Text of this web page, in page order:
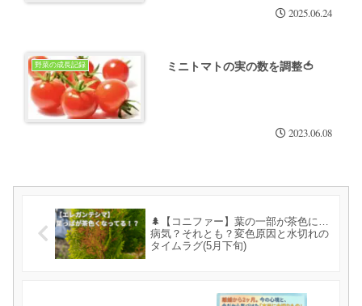
2025.06.24
野菜の成長記録 ミニトマトの実の数を調整🍅
2023.06.08
🌲【コニファー】葉の一部が茶色に…
病気？それとも？変色原因と水切れの
タイムラグ(5月下旬)